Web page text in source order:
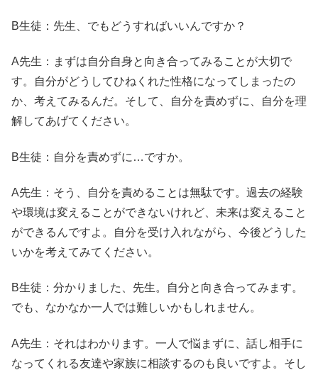
B生徒：先生、でもどうすればいいんですか？
A先生：まずは自分自身と向き合ってみることが大切で
す。自分がどうしてひねくれた性格になってしまったの
か、考えてみるんだ。そして、自分を責めずに、自分を理
解してあげてください。
B生徒：自分を責めずに…ですか。
A先生：そう、自分を責めることは無駄です。過去の経験
や環境は変えることができないけれど、未来は変えること
ができるんですよ。自分を受け入れながら、今後どうした
いかを考えてみてください。
B生徒：分かりました、先生。自分と向き合ってみます。
でも、なかなか一人では難しいかもしれません。
A先生：それはわかります。一人で悩まずに、話し相手に
なってくれる友達や家族に相談するのも良いですよ。そし